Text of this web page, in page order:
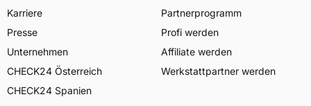
Karriere
Presse
Unternehmen
CHECK24 Österreich
CHECK24 Spanien
Partnerprogramm
Profi werden
Affiliate werden
Werkstattpartner werden